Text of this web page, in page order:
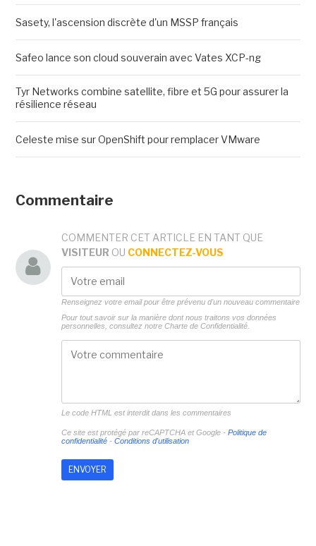
Sasety, l'ascension discrète d'un MSSP français
Safeo lance son cloud souverain avec Vates XCP-ng
Tyr Networks combine satellite, fibre et 5G pour assurer la
résilience réseau
Celeste mise sur OpenShift pour remplacer VMware
Commentaire
COMMENTER CET ARTICLE EN TANT QUE
VISITEUR OU CONNECTEZ-VOUS
Renseignez votre email pour être prévenu d'un nouveau commentaire
Pour tout savoir sur la manière dont nous traitons vos données
personnelles, consultez notre Charte de Confidentialité.
Le code HTML est interdit dans les commentaires
Ce site est protégé par reCAPTCHA et Google - Politique de
confidentialité- Conditions d'utilisation